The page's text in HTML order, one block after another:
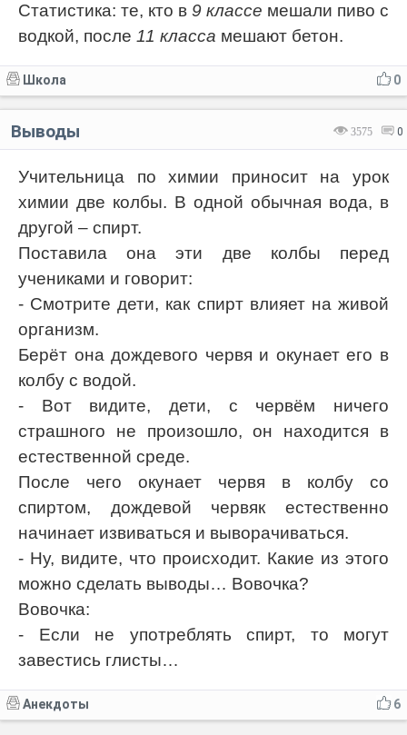
Статистика: те, кто в 9 классе мешали пиво с
водкой, после 11 класса мешают бетон.
0
Школа
3575 0
Выводы
Учительница по химии приносит на урок
химии две колбы. В одной обычная вода, в
другой – спирт.
Поставила она эти две колбы перед
учениками и говорит:
- Смотрите дети, как спирт влияет на живой
организм.
Берёт она дождевого червя и окунает его в
колбу с водой.
- Вот видите, дети, с червём ничего
страшного не произошло, он находится в
естественной среде.
После чего окунает червя в колбу со
спиртом, дождевой червяк естественно
начинает извиваться и выворачиваться.
- Ну, видите, что происходит. Какие из этого
можно сделать выводы… Вовочка?
Вовочка:
- Если не употреблять спирт, то могут
завестись глисты…
6
Анекдоты